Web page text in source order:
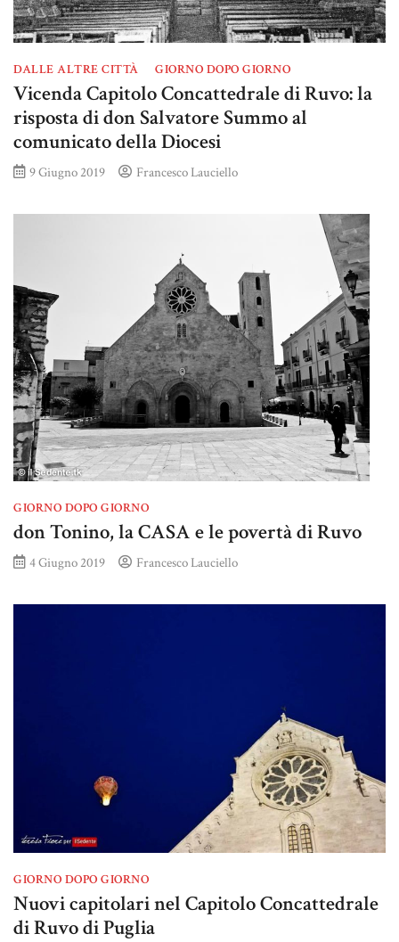
DALLE ALTRE CITTÀ GIORNO DOPO GIORNO
Vicenda Capitolo Concattedrale di Ruvo: la
risposta di don Salvatore Summo al
comunicato della Diocesi
9 Giugno 2019 Francesco Lauciello
GIORNO DOPO GIORNO
don Tonino, la CASA e le povertà di Ruvo
4 Giugno 2019 Francesco Lauciello
GIORNO DOPO GIORNO
Nuovi capitolari nel Capitolo Concattedrale
di Ruvo di Puglia